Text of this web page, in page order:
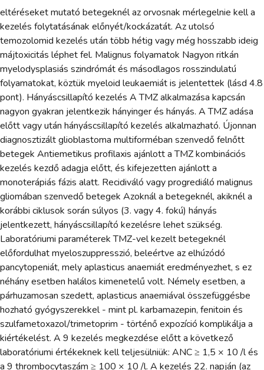
eltéréseket mutató betegeknél az orvosnak mérlegelnie kell a
kezelés folytatásának előnyét/kockázatát. Az utolsó
temozolomid kezelés után több hétig vagy még hosszabb ideig
májtoxicitás léphet fel. Malignus folyamatok Nagyon ritkán
myelodysplasiás szindrómát és másodlagos rosszindulatú
folyamatokat, köztük myeloid leukaemiát is jelentettek (lásd 4.8
pont). Hányáscsillapító kezelés A TMZ alkalmazása kapcsán
nagyon gyakran jelentkezik hányinger és hányás. A TMZ adása
előtt vagy után hányáscsillapító kezelés alkalmazható. Újonnan
diagnosztizált glioblastoma multiforméban szenvedő felnőtt
betegek Antiemetikus profilaxis ajánlott a TMZ kombinációs
kezelés kezdő adagja előtt, és kifejezetten ajánlott a
monoterápiás fázis alatt. Recidiváló vagy progrediáló malignus
gliomában szenvedő betegek Azoknál a betegeknél, akiknél a
korábbi ciklusok során súlyos (3. vagy 4. fokú) hányás
jelentkezett, hányáscsillapító kezelésre lehet szükség.
Laboratóriumi paraméterek TMZ-vel kezelt betegeknél
előfordulhat myeloszuppresszió, beleértve az elhúzódó
pancytopeniát, mely aplasticus anaemiát eredményezhet, s ez
néhány esetben halálos kimenetelű volt. Némely esetben, a
párhuzamosan szedett, aplasticus anaemiával összefüggésbe
hozható gyógyszerekkel - mint pl. karbamazepin, fenitoin és
szulfametoxazol/trimetoprim - történő expozíció komplikálja a
kiértékelést. A 9 kezelés megkezdése előtt a következő
laboratóriumi értékeknek kell teljesülniük: ANC ≥ 1,5 × 10 /l és
a 9 thrombocytaszám ≥ 100 × 10 /l. A kezelés 22. napján (az